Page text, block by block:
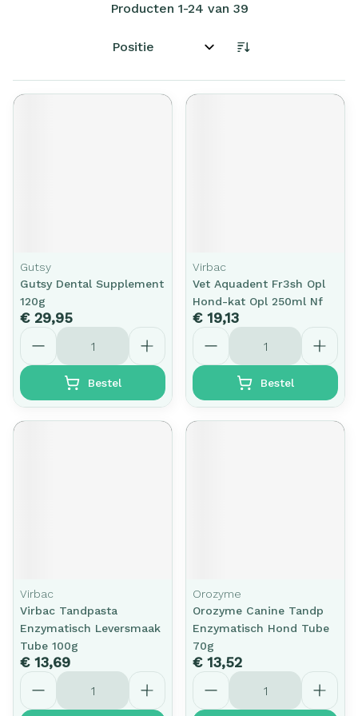
Producten 1-24 van 39
Sorteer op:
Gutsy
Gutsy Dental Supplement
120g
€ 29,95
Aantal
Bestel
Virbac
Vet Aquadent Fr3sh Opl
Hond-kat Opl 250ml Nf
€ 19,13
Aantal
Bestel
Virbac
Virbac Tandpasta
Enzymatisch Leversmaak
Tube 100g
€ 13,69
Aantal
Orozyme
Orozyme Canine Tandp
Enzymatisch Hond Tube
70g
€ 13,52
Aantal